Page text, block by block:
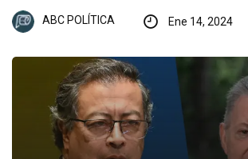
ABC POLÍTICA Ene 14, 2024